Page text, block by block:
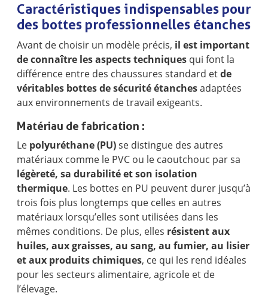
Caractéristiques indispensables pour
des bottes professionnelles étanches
Avant de choisir un modèle précis, il est important
de connaître les aspects techniques qui font la
différence entre des chaussures standard etde
véritables bottes de sécurité étanchesadaptées
aux environnements de travail exigeants.
Matériau de fabrication :
Le polyuréthane (PU)se distingue des autres
matériaux comme le PVC ou le caoutchouc par sa
légèreté, sa durabilité et son isolation
thermique. Les bottes en PU peuvent durer jusqu’à
trois fois plus longtemps que celles en autres
matériaux lorsqu’elles sont utilisées dans les
mêmes conditions. De plus, elles résistent aux
huiles, aux graisses, au sang, au fumier, au lisier
et aux produits chimiques, ce qui les rend idéales
pour les secteurs alimentaire, agricole et de
l’élevage.